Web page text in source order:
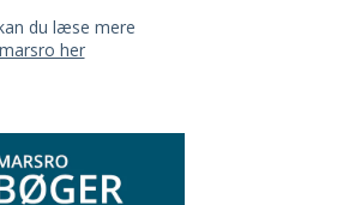
du læse mere
her